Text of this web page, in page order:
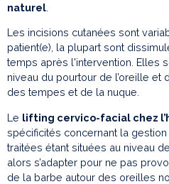
naturel
Les incisions cutanées sont
patient(e), la plupart sont
temps après l'intervention. Elles
niveau du pourtour de l’oreille et
des tempes et de la nuque.
Le lifting cervico-facial chez
spécificités concernant la
traitées étant situées au niveau
alors s’adapter pour ne pas
de la barbe autour des oreilles